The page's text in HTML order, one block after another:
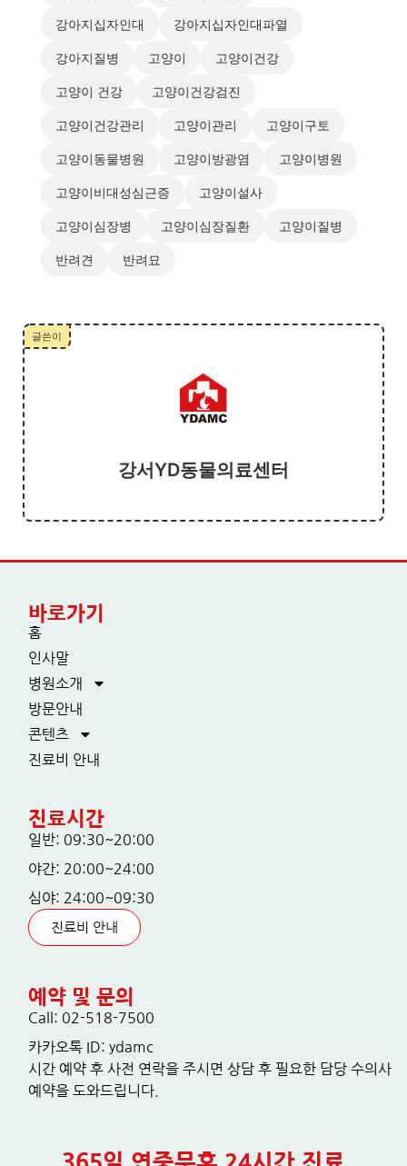
강아지십자인대
강아지십자인대파열
강아지질병
고양이
고양이건강
고양이 건강
고양이건강검진
고양이건강관리
고양이관리
고양이구토
고양이동물병원
고양이방광염
고양이병원
고양이비대성심근증
고양이설사
고양이심장병
고양이심장질환
고양이질병
반려견
반려묘
글쓴이
강서YD동물의료센터
바로가기
홈
인사말
병원소개
방문안내
콘텐츠
진료비 안내
진료시간
일반: 09:30~20:00
야간: 20:00~24:00
심야: 24:00~09:30
진료비 안내
예약 및 문의
Call: 02-518-7500
카카오톡 ID: ydamc
시간 예약 후 사전 연락을 주시면 상담 후 필요한 담당 수의사
예약을 도와드립니다.